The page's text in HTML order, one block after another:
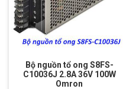
Bộ nguồn tổ ong S8FS-
C10036J 2.8A 36V 100W
Omron